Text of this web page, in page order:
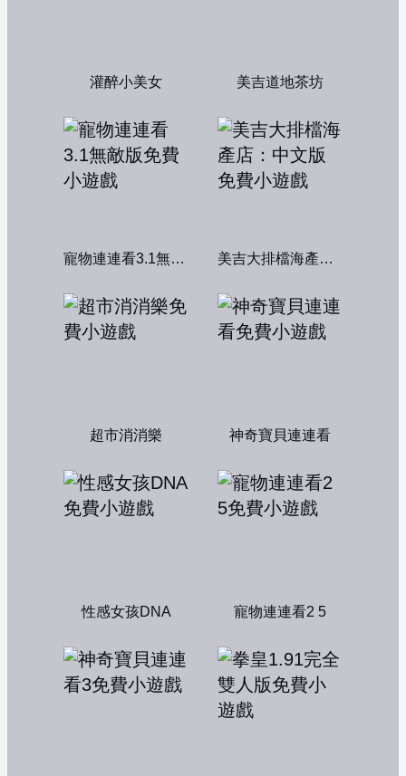
灌醉小美女 美吉道地茶坊
寵物連連看3.1無敵版 美吉大排檔海產店：中文版
超市消消樂 神奇寶貝連連看
性感女孩DNA 寵物連連看2 5